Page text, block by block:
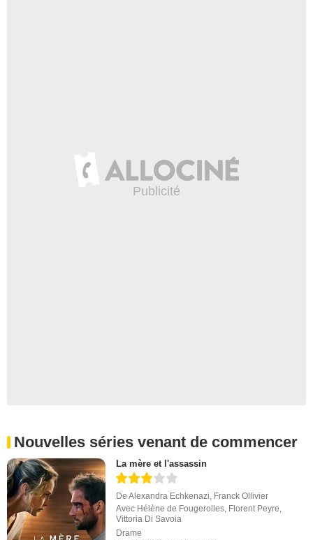
Nouvelles séries venant de commencer
La mère et l'assassin
DeAlexandra Echkenazi Franck Ollivier
Avec Hélène de Fougerolles Florent Peyre
Vittoria Di Savoia
Drame